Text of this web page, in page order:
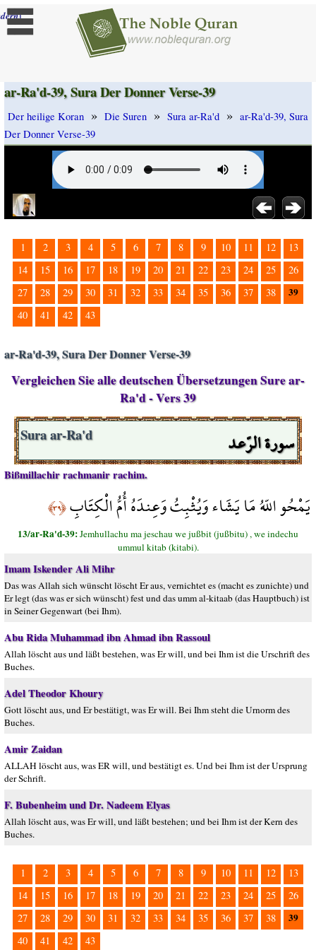
]
ar-Ra'd-39, Sura Der Donner Verse-39
Der heilige Koran » Die Suren » Sura ar-Ra'd » ar-Ra'd-39, Sura
Der Donner Verse-39
1 2 3 4 5 6 7 8 9 10 11 12
13
14
15 16 17 18 19 20 21 22 23 24 25
26
27
28 29 30 31 32 33 34 35 36 37 38 39
40 41 42 43
ar-Ra'd-39, Sura Der Donner Verse-39
Vergleichen Sie alle deutschen Übersetzungen Sure ar-
Ra'd - Vers 39
سورة الرّعد Sura ar-Ra'd
Bißmillachir rachmanir rachim.
يَمْحُو اللّهُ مَا يَشَاء وَيُثْبِتُ وَعِندَهُ أُمُّ الْكِتَابِ﴿٣٩﴾
13/ar-Ra'd-39:Jemhullachu ma jeschau we jußbit (jußbitu) , we indechu
ummul kitab (kitabi).
Imam Iskender Ali Mihr
Das was Allah sich wünscht löscht Er aus, vernichtet es (macht es zunichte) und
Er legt (das was er sich wünscht) fest und das umm al-kitaab (das Hauptbuch) ist
in Seiner Gegenwart (bei Ihm).
Abu Rida Muhammad ibn Ahmad ibn Rassoul
Allah löscht aus und läßt bestehen, was Er will, und bei Ihm ist die Urschrift des
Buches.
Adel Theodor Khoury
Gott löscht aus, und Er bestätigt, was Er will. Bei Ihm steht die Urnorm des
Buches.
Amir Zaidan
ALLAH löscht aus, was ER will, und bestätigt es. Und bei Ihm ist der Ursprung
der Schrift.
F. Bubenheim und Dr. Nadeem Elyas
Allah löscht aus, was Er will, und läßt bestehen; und bei Ihm ist der Kern des
Buches.
1 2 3 4 5 6 7 8 9 10 11 12
13
14
15 16 17 18 19 20 21 22 23 24 25
26
27
28 29 30 31 32 33 34 35 36 37 38 39
40 41 42 43